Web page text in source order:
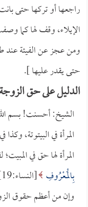
راجعها أو تركها حتى
الإيلاء، وقف لها كما
ومن عجز عن الفيئة عند
حتى يقدر عليها ].
الدليل على حق
الشيخ: أحسنت! بسم
المرأة في البيتوتة،
المرأة لها حق في
بِالْمَعْرُوفِ [النساء:19]، فثبت للمرأة حق.
وإن من أعظم حقوق